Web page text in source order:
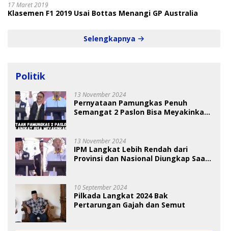
17 Maret 2019
Klasemen F1 2019 Usai Bottas Menangi GP Australia
Selengkapnya
Politik
13 November 2024
Pernyataan Pamungkas Penuh
Semangat 2 Paslon Bisa Meyakinkan
13 November 2024
IPM Langkat Lebih Rendah dari
Provinsi dan Nasional Diungkap Saat
10 September 2024
Pilkada Langkat 2024 Bak
Pertarungan Gajah dan Semut